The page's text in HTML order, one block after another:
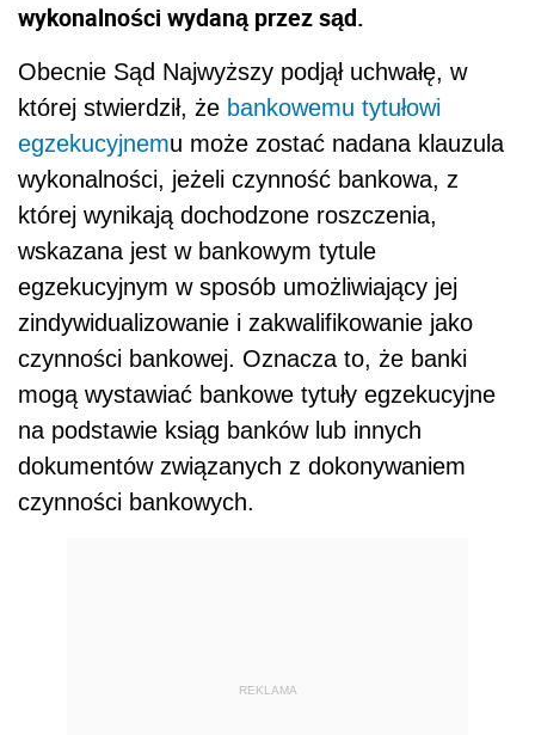
wykonalności wydaną przez sąd.
Obecnie Sąd Najwyższy podjął uchwałę, w
której stwierdził, że bankowemu tytułowi
egzekucyjnemu może zostać nadana klauzula
wykonalności, jeżeli czynność bankowa, z
której wynikają dochodzone roszczenia,
wskazana jest w bankowym tytule
egzekucyjnym w sposób umożliwiający jej
zindywidualizowanie i zakwalifikowanie jako
czynności bankowej. Oznacza to, że banki
mogą wystawiać bankowe tytuły egzekucyjne
na podstawie ksiąg banków lub innych
dokumentów związanych z dokonywaniem
czynności bankowych.
REKLAMA